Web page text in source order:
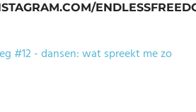
#12 - dansen: wat spreekt me zo